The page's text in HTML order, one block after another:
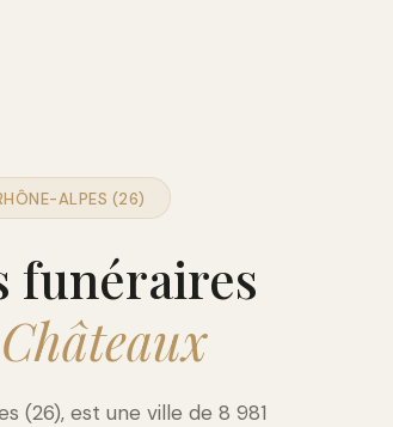
ALPES (26)
funéraires
(26), est une ville de 8 981